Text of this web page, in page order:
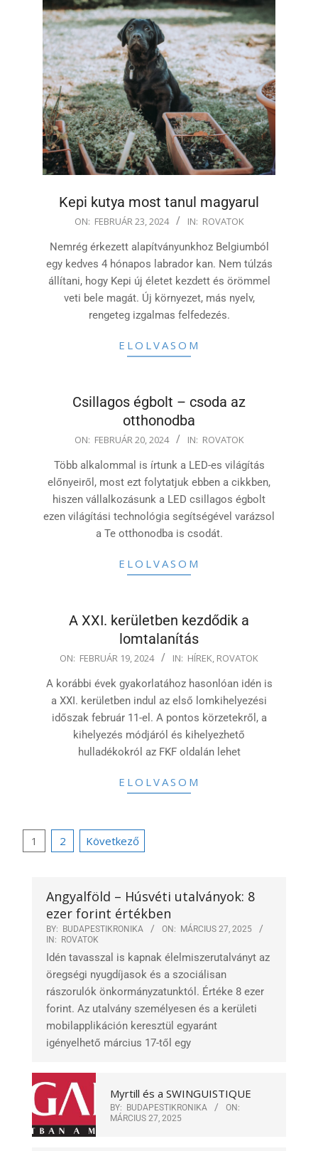
Kepi kutya most tanul magyarul
23
ON: FEBRUÁR 23, 2024 IN: ROVATOK
Nemrég érkezett alapítványunkhoz Belgiumból
egy kedves 4 hónapos labrador kan. Nem túlzás
állítani, hogy Kepi új életet kezdett és örömmel
veti bele magát. Új környezet, más nyelv,
rengeteg izgalmas felfedezés.
ELOLVASOM
Csillagos égbolt – csoda az
otthonodba
ON: FEBRUÁR 20, 2024 IN: ROVATOK
Több alkalommal is írtunk a LED-es világítás
előnyeiről, most ezt folytatjuk ebben a cikkben,
hiszen vállalkozásunk a LED csillagos égbolt
ezen világítási technológia segítségével varázsol
a Te otthonodba is csodát.
ELOLVASOM
A XXI. kerületben kezdődik a
lomtalanítás
2024-
19
ON: FEBRUÁR 19, 2024 IN: HÍREK, ROVATOK
A korábbi évek gyakorlatához hasonlóan idén is
a XXI. kerületben indul az első lomkihelyezési
időszak február 11-el. A pontos körzetekről, a
kihelyezés módjáról és kihelyezhető
hulladékokról az FKF oldalán lehet
ELOLVASOM
Bejegyzések
1 2 Következő
Angyalföld – Húsvéti utalványok: 8
ezer forint értékben
BY: BUDAPESTIKRONIKA ON:
MÁRCIUS 27, 2025
IN:
ROVATOK
Idén tavasszal is kapnak élelmiszerutalványt az
öregségi nyugdíjasok és a szociálisan
rászorulók önkormányzatunktól. Értéke 8 ezer
forint. Az utalvány személyesen és a kerületi
mobilapplikáción keresztül egyaránt
igényelhető március 17-től egy
Myrtill és a SWINGUISTIQUE
BY: BUDAPESTIKRONIKA
ON:
MÁRCIUS 27, 2025